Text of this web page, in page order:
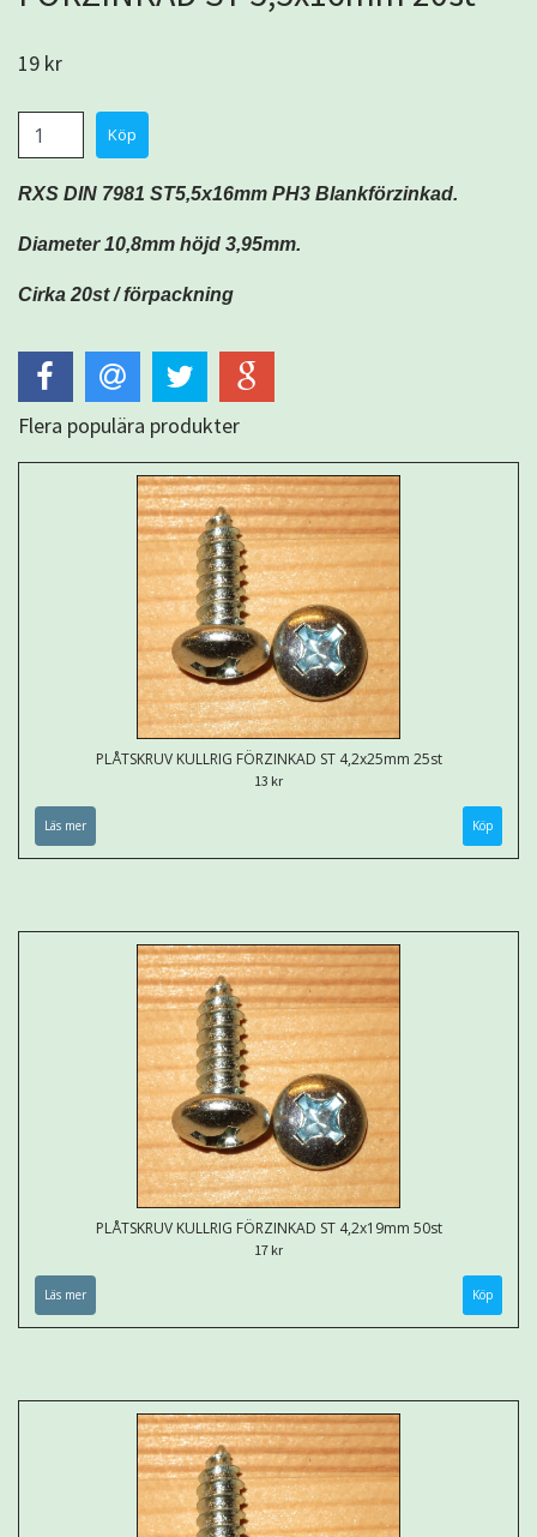
19 kr
RXS DIN 7981 ST5,5x16mm PH3 Blankförzinkad.
Diameter 10,8mm höjd 3,95mm.
Cirka 20st / förpackning
Flera populära produkter
PLÅTSKRUV KULLRIG FÖRZINKAD ST 4,2x25mm 25st
13 kr
Läs mer
PLÅTSKRUV KULLRIG FÖRZINKAD ST 4,2x19mm 50st
17 kr
Läs mer